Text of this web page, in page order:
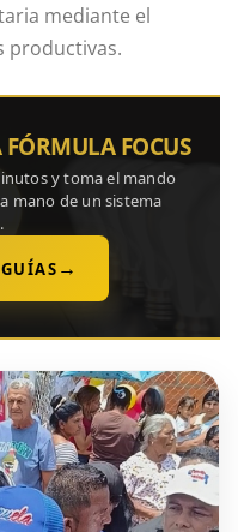
mediante el
productivas.
FÓRMULA FOCUS
y toma el mando
mano de un sistema
→